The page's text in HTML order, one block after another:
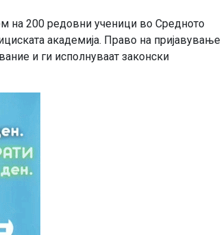
на 200 редовни ученици во Средното
академија. Право на пријавување
и ги исполнуваат законски